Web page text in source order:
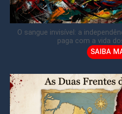
O sangue invisível: a
paga com a vida
SAIBA